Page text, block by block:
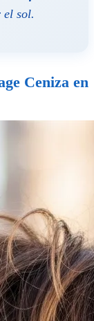
el sol.
Ceniza en